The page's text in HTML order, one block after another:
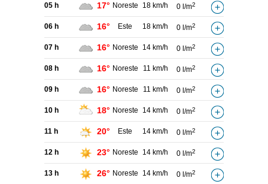
05 h 17° Noreste 18 km/h 0 l/m2
06 h 16° Este 18 km/h 0 l/m2
07 h 16° Noreste 14 km/h 0 l/m2
08 h 16° Noreste 11 km/h 0 l/m2
09 h 16° Noreste 11 km/h 0 l/m2
10 h 18° Noreste 14 km/h 0 l/m2
11 h 20° Este 14 km/h 0 l/m2
12 h 23° Noreste 14 km/h 0 l/m2
13 h 26° Noreste 14 km/h 0 l/m2